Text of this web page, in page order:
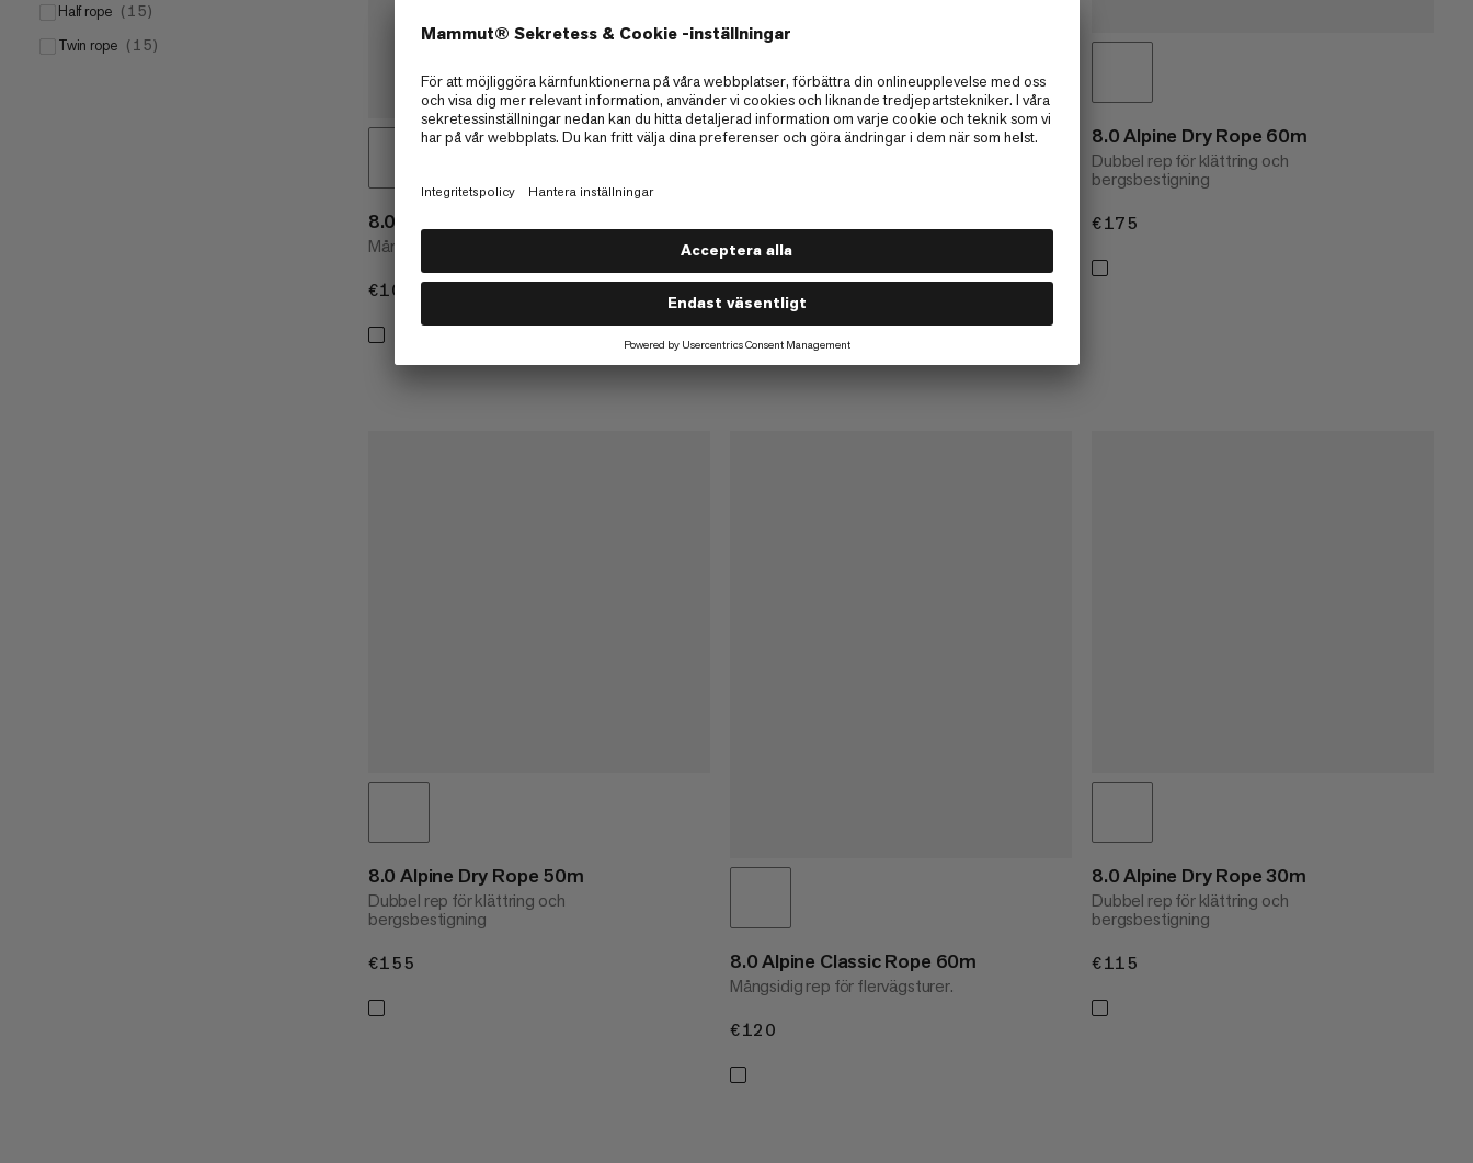
Half rope ( 15)
Twin rope ( 15)
8.0 Alpine Classic Rope 50m
Mångsidig rep för flervägsturer.
€100 €100
8.0 Alpine Core Protect Dry Rope
€220€220
8.0 Alpine Dry Rope 60m
Dubbel rep för klättring och
bergsbestigning
€175
8.0 Alpine Dry Rope 50m
Dubbel rep för klättring och
bergsbestigning
€155 8.0 Alpine Classic Rope 60m
Mångsidig rep för flervägsturer.
€120
8.0 Alpine Dry Rope 30m
Dubbel rep för klättring och
bergsbestigning
€115